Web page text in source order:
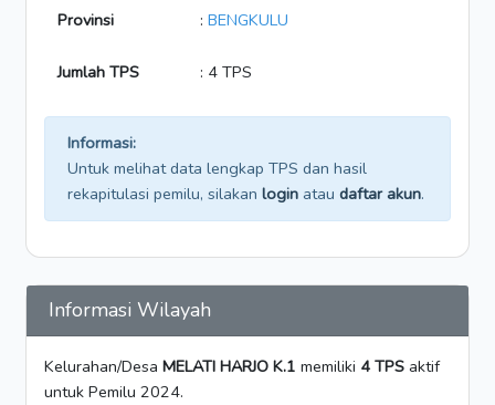
Provinsi : BENGKULU
Jumlah TPS : 4 TPS
Informasi:
Untuk melihat data lengkap TPS dan hasil
rekapitulasi pemilu, silakan login atau daftar akun.
Informasi Wilayah
Kelurahan/Desa MELATI HARJO K.1 memiliki 4 TPS aktif
untuk Pemilu 2024.